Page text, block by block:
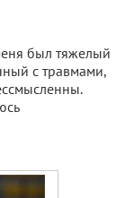
был тяжелый
с травмами,